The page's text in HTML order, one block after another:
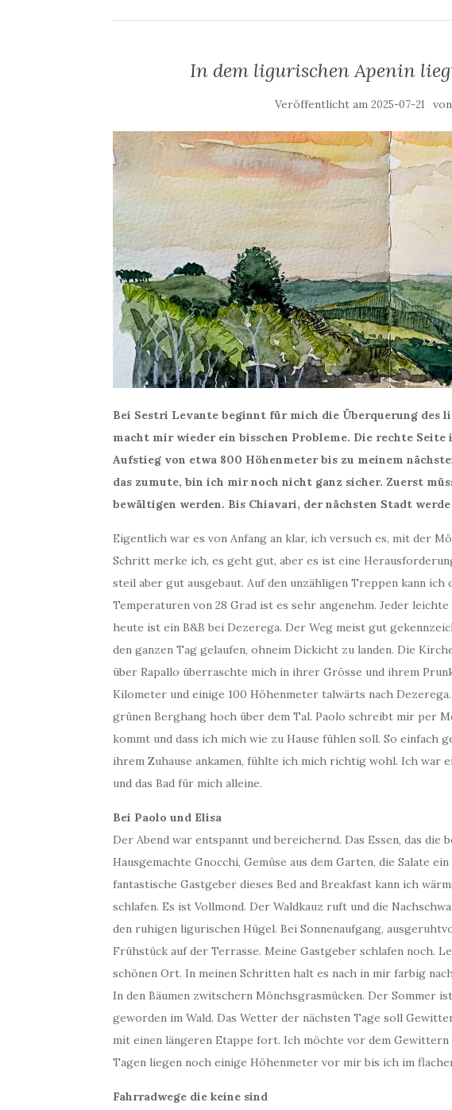
In dem ligurischen Apenin
Veröffentlicht am 2025-07-21 von
Bei Sestri Levante beginnt für mich die Überquerung des
macht mir wieder ein bisschen Probleme. Die rechte
Aufstieg von etwa 800 Höhenmeter bis zu meinem
das zumute, bin ich mir noch nicht ganz sicher. Zuerst
bewältigen werden. Bis Chiavari, der nächsten Stadt
Eigentlich war es von Anfang an klar, ich versuch es, mit der
Schritt merke ich, es geht gut, aber es ist eine
steil aber gut ausgebaut. Auf den unzähligen Treppen kann ich
Temperaturen von 28 Grad ist es sehr angenehm. Jeder
heute ist ein B&B bei Dezerega. Der Weg meist gut
den ganzen Tag gelaufen, ohneim Dickicht zu landen. Die
über Rapallo überraschte mich in ihrer Grösse und ihrem
Kilometer und einige 100 Höhenmeter talwärts nach
grünen Berghang hoch über dem Tal. Paolo schreibt mir per
kommt und dass ich mich wie zu Hause fühlen soll. So einfach
ihrem Zuhause ankamen, fühlte ich mich richtig wohl. Ich war
und das Bad für mich alleine.
Bei Paolo und Elisa
Der Abend war entspannt und bereichernd. Das Essen, das die
Hausgemachte Gnocchi, Gemüse aus dem Garten, die Salate
fantastische Gastgeber dieses Bed and Breakfast kann ich
schlafen. Es ist Vollmond. Der Waldkauz ruft und die
den ruhigen ligurischen Hügel. Bei Sonnenaufgang,
Frühstück auf der Terrasse. Meine Gastgeber schlafen noch.
schönen Ort. In meinen Schritten halt es nach in mir farbig
In den Bäumen zwitschern Mönchsgrasmücken. Der
geworden im Wald. Das Wetter der nächsten Tage soll
mit einen längeren Etappe fort. Ich möchte vor dem Gewittern
Tagen liegen noch einige Höhenmeter vor mir bis ich im
Fahrradwege die keine sind